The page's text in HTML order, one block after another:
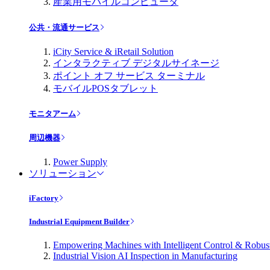
公共・流通サービス
iCity Service & iRetail Solution
インタラクティブ デジタルサイネージ
ポイント オフ サービス ターミナル
モバイルPOSタブレット
モニタアーム
周辺機器
Power Supply
ソリューション
iFactory
Industrial Equipment Builder
Empowering Machines with Intelligent Control &
Industrial Vision AI Inspection in Manufacturing